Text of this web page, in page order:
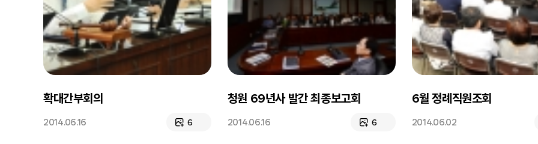
확대간부회의
2014.06.16 6
청원 69년사 발간 최종보고회
2014.06.16 6
6월 정례직원조회
2014.06.02